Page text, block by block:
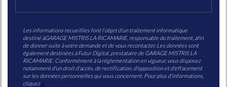
Les informations recueillies font l’objet d’un traitement informatique
destiné àGARAGE MISTRIS LA RICAMARIE, responsable du traitement, afin
de donner suite à votre demande et de vous recontacter. Les données sont
également destinées à Futur Digital, prestataire de GARAGE MISTRIS LA
RICAMARIE. Conformément à la réglementation en vigueur, vous disposez
notamment d'un droit d'accès, de rectification, d'opposition et d'effacement
sur les données personnelles qui vous concernent. Pour plus d’informations,
cliquezici.